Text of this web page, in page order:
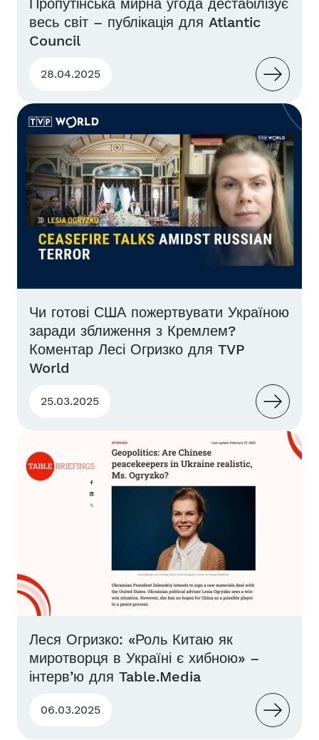
Пропутінська мирна угода дестабілізує
весь світ – публікація для Atlantic
Council
28.04.2025
Чи готові США пожертвувати Україною
заради зближення з Кремлем?
Коментар Лесі Огризко для TVP
World
25.03.2025
Леся Огризко: «Роль Китаю як
миротворця в Україні є хибною» –
інтерв’ю для Table.Media
06.03.2025